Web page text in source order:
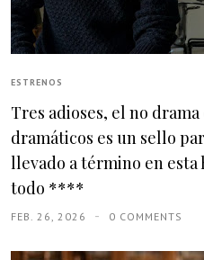
ESTRENOS
Tres adioses, el no
dramáticos es un sello
llevado a término en
todo ****
FEB. 26, 2026 0 COMMENTS